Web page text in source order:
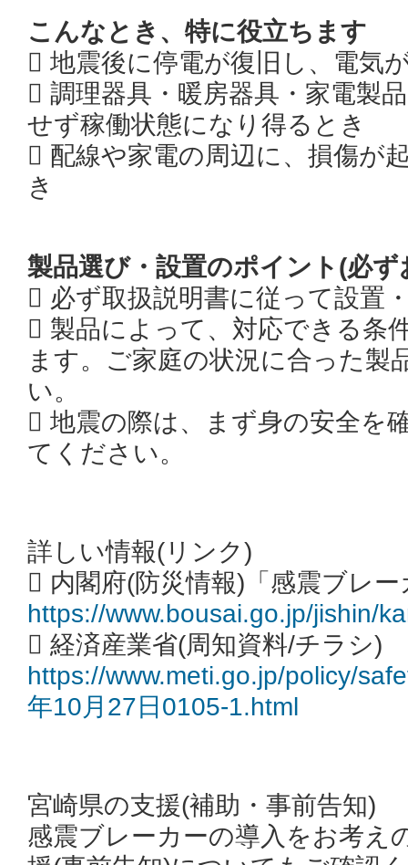
こんなとき、特に役立ちます
 地震後に停電が復旧し、電気
 調理器具・暖房器具・家電製
せず稼働状態になり得るとき
 配線や家電の周辺に、損傷が
き
製品選び・設置のポイント(必
 必ず取扱説明書に従って設置
 製品によって、対応できる条
ます。ご家庭の状況に合った製
い。
 地震の際は、まず身の安全を
てください。
詳しい情報(リンク)
 内閣府(防災情報)「感震ブレ
https://www.bousai.go.jp/jishin/
 経済産業省(周知資料/チラシ)
https://www.meti.go.jp/policy/
年10月27日0105-1.html
宮崎県の支援(補助・事前告知)
感震ブレーカーの導入をお考え